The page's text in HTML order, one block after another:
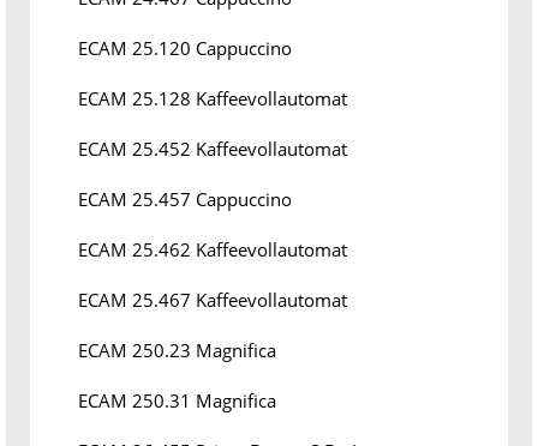
ECAM 25.120 Cappuccino
ECAM 25.128 Kaffeevollautomat
ECAM 25.452 Kaffeevollautomat
ECAM 25.457 Cappuccino
ECAM 25.462 Kaffeevollautomat
ECAM 25.467 Kaffeevollautomat
ECAM 250.23 Magnifica
ECAM 250.31 Magnifica